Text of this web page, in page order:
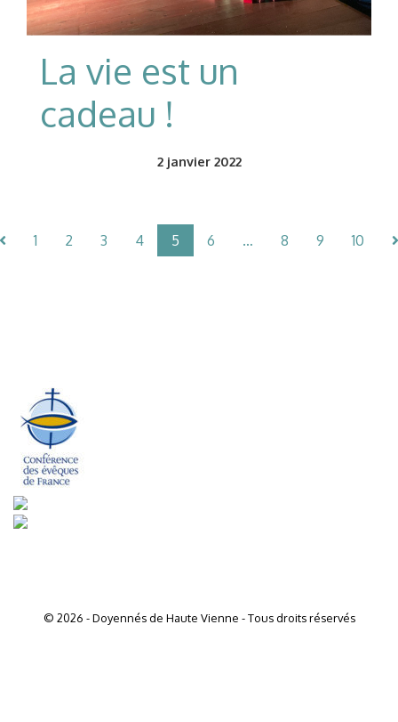
La vie est un
cadeau !
2janvier 2022
1 2 3 4 5 6 … 8 9 10
© 2026 - Doyennés de Haute Vienne - Tous droits réservés